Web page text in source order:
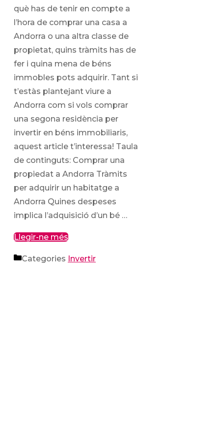
què has de tenir en compte a
l’hora de comprar una casa a
Andorra o una altra classe de
propietat, quins tràmits has de
fer i quina mena de béns
immobles pots adquirir. Tant si
t’estàs plantejant viure a
Andorra com si vols comprar
una segona residència per
invertir en béns immobiliaris,
aquest article t’interessa! Taula
de continguts: Comprar una
propiedat a Andorra Tràmits
per adquirir un habitatge a
Andorra Quines despeses
implica l’adquisició d’un bé …
Llegir-ne més
Categories Invertir